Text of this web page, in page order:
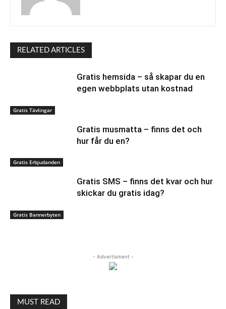
RELATED ARTICLES
Gratis Tävlingar
Gratis hemsida – så skapar du en
egen webbplats utan kostnad
Gratis Erbjudanden
Gratis musmatta – finns det och
hur får du en?
Gratis Bannerbyten
Gratis SMS – finns det kvar och hur
skickar du gratis idag?
- Advertisment -
MUST READ